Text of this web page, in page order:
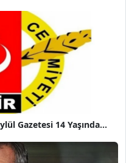
Gazetesi 14 Yaşında...